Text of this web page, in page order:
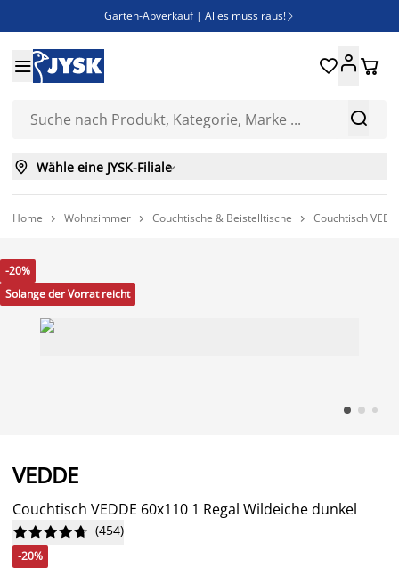
Garten-Abverkauf | Alles muss raus! 
Bist du Unternehmer? Entdecke JYSK-B2B
Esszimmerstuhl ADSLEV um nur 40€


 
 Wähle eine JYSK-Filiale
Home  Wohnzimmer  Couchtische & Beistelltische  Couchtisch
-20%
Solange der Vorrat reicht
VEDDE
Couchtisch VEDDE 60x110 1 Regal Wildeiche dunkel





 (454)
-20%